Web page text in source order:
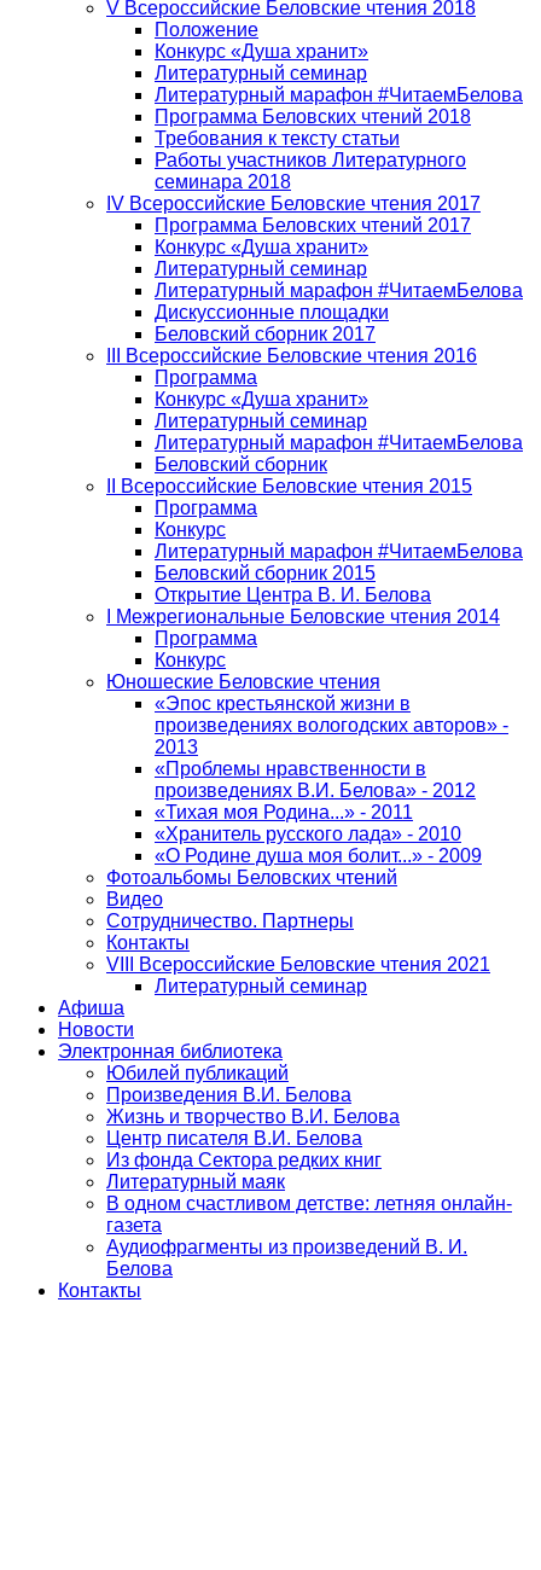
V Всероссийские Беловские чтения 2018
Положение
Конкурс «Душа хранит»
Литературный семинар
Литературный марафон #ЧитаемБелова
Программа Беловских чтений 2018
Требования к тексту статьи
Работы участников Литературного
семинара 2018
IV Всероссийские Беловские чтения 2017
Программа Беловских чтений 2017
Конкурс «Душа хранит»
Литературный семинар
Литературный марафон #ЧитаемБелова
Дискуссионные площадки
Беловский сборник 2017
III Всероссийские Беловские чтения 2016
Программа
Конкурс «Душа хранит»
Литературный семинар
Литературный марафон #ЧитаемБелова
Беловский сборник
II Всероссийские Беловские чтения 2015
Программа
Конкурс
Литературный марафон #ЧитаемБелова
Беловский сборник 2015
Открытие Центра В. И. Белова
I Межрегиональные Беловские чтения 2014
Программа
Конкурс
Юношеские Беловские чтения
«Эпос крестьянской жизни в
произведениях вологодских авторов» -
2013
«Проблемы нравственности в
произведениях В.И. Белова» - 2012
«Тихая моя Родина...» - 2011
«Хранитель русского лада» - 2010
«О Родине душа моя болит...» - 2009
Фотоальбомы Беловских чтений
Видео
Сотрудничество. Партнеры
Контакты
VIII Всероссийские Беловские чтения 2021
Литературный семинар
Афиша
Новости
Электронная библиотека
Юбилей публикаций
Произведения В.И. Белова
Жизнь и творчество В.И. Белова
Центр писателя В.И. Белова
Из фонда Сектора редких книг
Литературный маяк
В одном счастливом детстве: летняя онлайн-
газета
Аудиофрагменты из произведений В. И.
Белова
Контакты